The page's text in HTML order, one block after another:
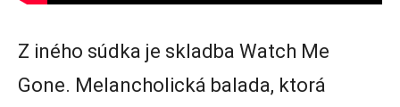
Z iného súdka je skladba Watch Me
Gone. Melancholická balada, ktorá